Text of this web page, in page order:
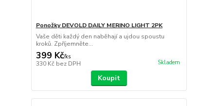
Ponožky DEVOLD DAILY MERINO LIGHT 2PK
Vaše děti každý den naběhají a ujdou spoustu
kroků. Zpříjemněte...
399 Kč/ks
330 Kč bez DPH Skladem
Koupit